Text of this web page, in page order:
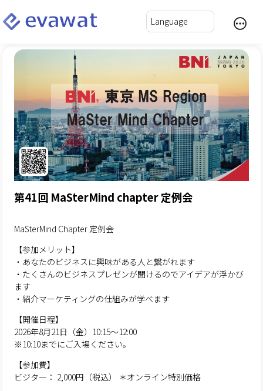
第41回 MaSterMind chapter 定例会
MaSterMind Chapter 定例会
【参加メリット】
・あなたのビジネスに興味がある人と繋がれます
・たくさんのビジネスプレゼンが聞けるのでアイデアが浮かび
ます
・紹介マーケティングの仕組みが学べます
【開催日程】
2026年8月21日（金）10:15～12:00
※10:10までにご入場ください。
【参加費】
ビジター： 2,000円（税込） ＊オンライン特別価格